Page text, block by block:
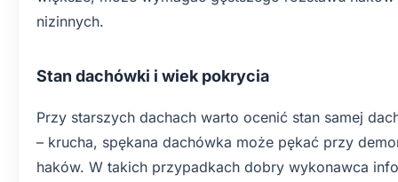
nizinnych.
Stan dachówki i wiek pokrycia
Przy starszych dachach warto ocenić stan samej
– krucha, spękana dachówka może pękać przy
haków. W takich przypadkach dobry wykonawca